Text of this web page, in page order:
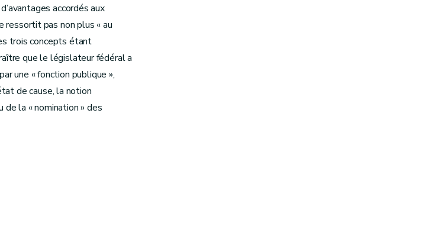
accordés aux
ressortit pas non plus « au
trois concepts étant
que le législateur fédéral a
une « fonction publique »,
de cause, la notion
de la « nomination » des